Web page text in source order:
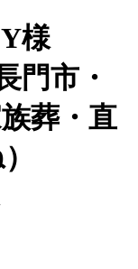
Y様
門市・
葬・直